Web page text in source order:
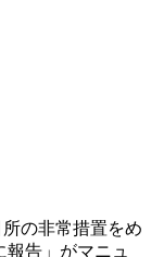
の非常措置をめ
告」がマニュ